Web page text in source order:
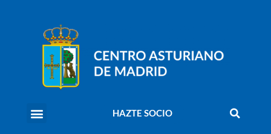
HAZTE SOCIO